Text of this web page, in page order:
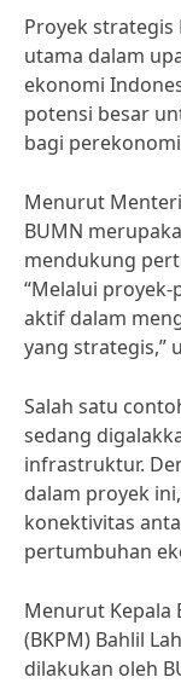
Proyek strategis
utama dalam
ekonomi
potensi besar
bagi
Menurut
BUMN
mendukung
“Melalui
aktif dalam
yang strategis,”
Salah satu
sedang
infrastruktur.
dalam proyek
konektivitas
pertumbuhan
Menurut Kepala
(BKPM) Bahlil
dilakukan oleh